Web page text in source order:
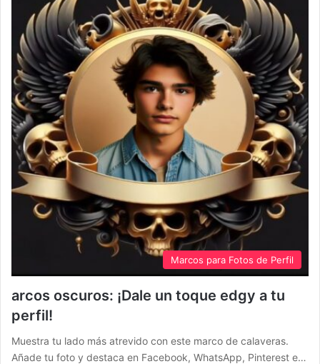
Marcos para Fotos de Perfil
arcos oscuros: ¡Dale un toque edgy a tu
perfil!
Muestra tu lado más atrevido con este marco de calaveras.
Añade tu foto y destaca en Facebook, WhatsApp, Pinterest e…